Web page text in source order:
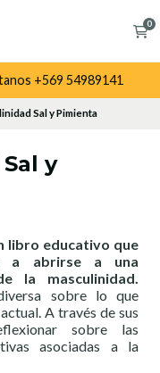
0
+569 54989141
Sal y Pimienta
y
libro educativo que
a abrirse a una
la masculinidad.
sobre lo que
A través de sus
sobre las
asociadas a la